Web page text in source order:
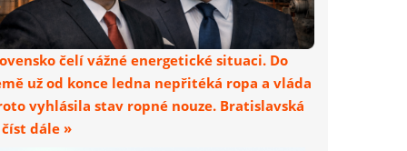
čelí vážné energetické situaci. Do
už od konce ledna nepřitéká ropa a vláda
vyhlásila stav ropné nouze. Bratislavská
číst dále »